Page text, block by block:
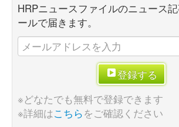
HRPニュースファイルのニュース
ールで届きます。
登録する
※どなたでも無料で登録できます
※詳細はこちらをご確認ください